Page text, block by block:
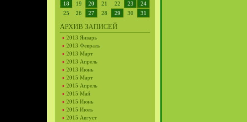
18
19 20 21 22 23
24
25
26 27 28 29 30 31
АРХИВ ЗАПИСЕЙ
2013 Январь
2013 Февраль
2013 Март
2013 Апрель
2013 Июнь
2015 Март
2015 Апрель
2015 Май
2015 Июнь
2015 Июль
2015 Август